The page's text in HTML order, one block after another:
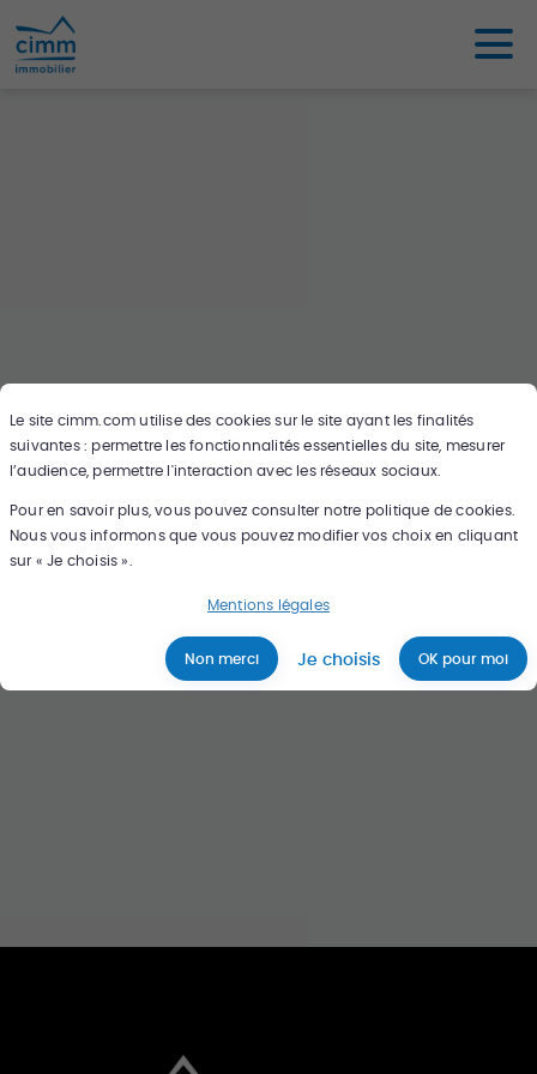
Le site cimm.comutilise des cookies sur le site ayant les finalités
suivantes : permettre les fonctionnalités essentielles du site, mesurer
l’audience, permettre l'interaction avec les réseaux sociaux.
Pour en savoir plus, vous pouvez consulter notre politique de cookies.
Nous vous informons que vous pouvez modifier vos choix en cliquant
sur « Je choisis ».
Mentions légales
Non merci Je choisis OK pour moi
Oups ce bien n'existe pas ou plus,
cherchez en un autre sur notre carte !